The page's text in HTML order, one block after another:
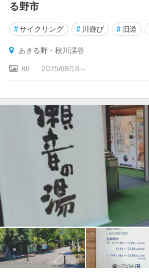
る野市
#サイクリング # 川遊び # 旧道
あきる野・秋川渓谷
86 2025/08/16～